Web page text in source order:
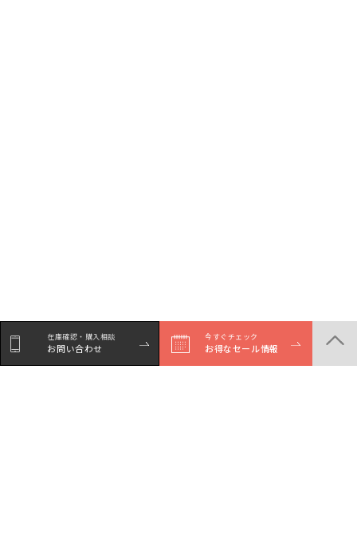
在庫確認・購入相談
お問い合わせ
今すぐチェック
お得なセール情報